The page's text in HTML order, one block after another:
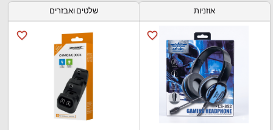
אוזניות
favorite_border
שלטים ואבזרים
favorite_border